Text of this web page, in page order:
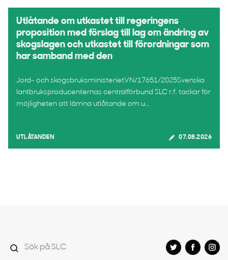
Utlåtande om utkastet till regeringens
proposition med förslag till lag om ändring av
skogslagen och utkastet till förordningar som
har samband med den
Jord- och skogsbruksministerietVN/17651/2025Svenska
lantbruksproducenternas centralförbund SLC r.f. tackar för
möjligheten att lämna utlåtande om u...
UTLÅTANDEN 07.08.2026